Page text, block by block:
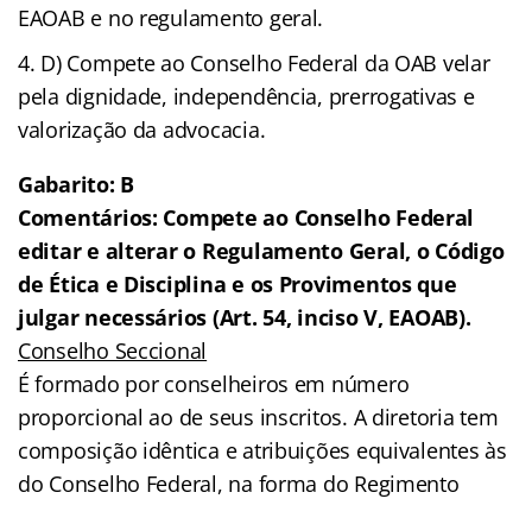
EAOAB e no regulamento geral.
D) Compete ao Conselho Federal da OAB velar
pela dignidade, independência, prerrogativas e
valorização da advocacia.
Gabarito: B
Comentários: Compete ao Conselho Federal
editar e alterar o Regulamento Geral, o Código
de Ética e Disciplina e os Provimentos que
julgar necessários (Art. 54, inciso V, EAOAB).
Conselho Seccional
É formado por conselheiros em número
proporcional ao de seus inscritos. A diretoria tem
composição idêntica e atribuições equivalentes às
do Conselho Federal, na forma do Regimento